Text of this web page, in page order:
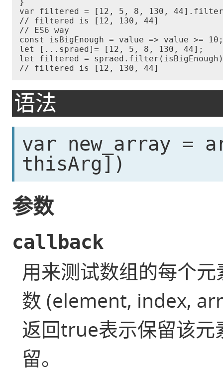
var filtered = [12, 5, 8, 130,
// filtered is [12, 130, 44]
// ES6 way
const isBigEnough = value => value >= 10;
let [...spraed]= [12, 5, 8, 130, 44];
let filtered =
语法
var new_array =
thisArg ])
参数
callback
用来测试数组的每个
数 (element, index,
返回true表示保留该
留。